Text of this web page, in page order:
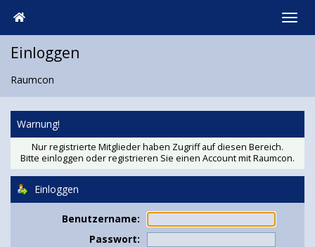
Einloggen
Raumcon
Warnung!
Nur registrierte Mitglieder haben Zugriff auf diesen Bereich.
Bitte einloggen oderregistrieren Sie einen Accountmit Raumcon.
Einloggen
Benutzername:
Passwort: